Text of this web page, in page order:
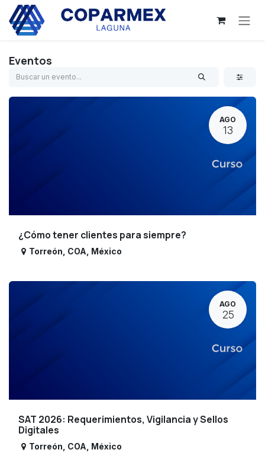
Ir al contenido
Eventos
AGO
13
¿Cómo tener clientes para siempre?
Torreón COA México
AGO
25
SAT 2026: Requerimientos, Vigilancia y Sellos
Digitales
Torreón COA México